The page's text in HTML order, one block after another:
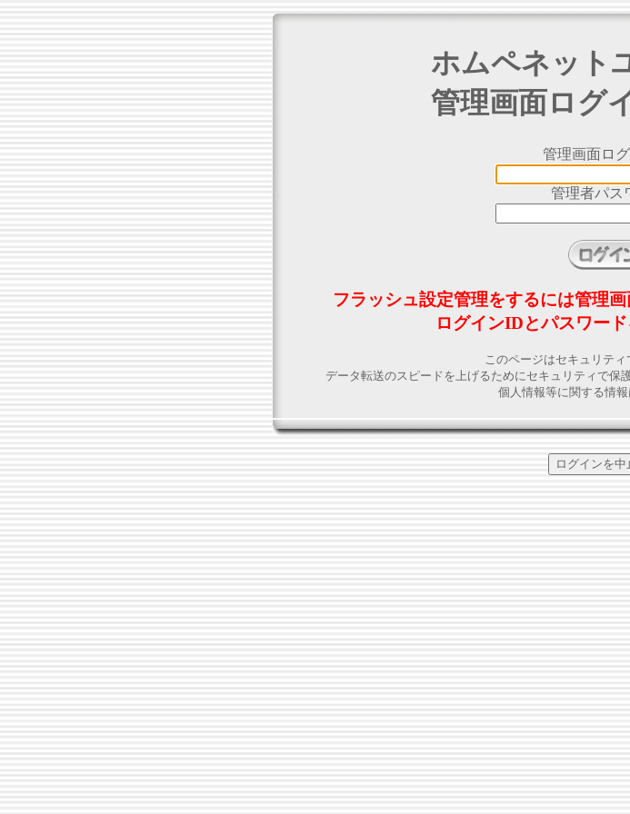
ホムペネット
管理画面ログ
管理画面ロ
管理者パス
フラッシュ設定管理をするには管理
ログインIDとパスワー
このページはセキュリテ
データ転送のスピードを上げるためにセキュリティで保
個人情報等に関する情報